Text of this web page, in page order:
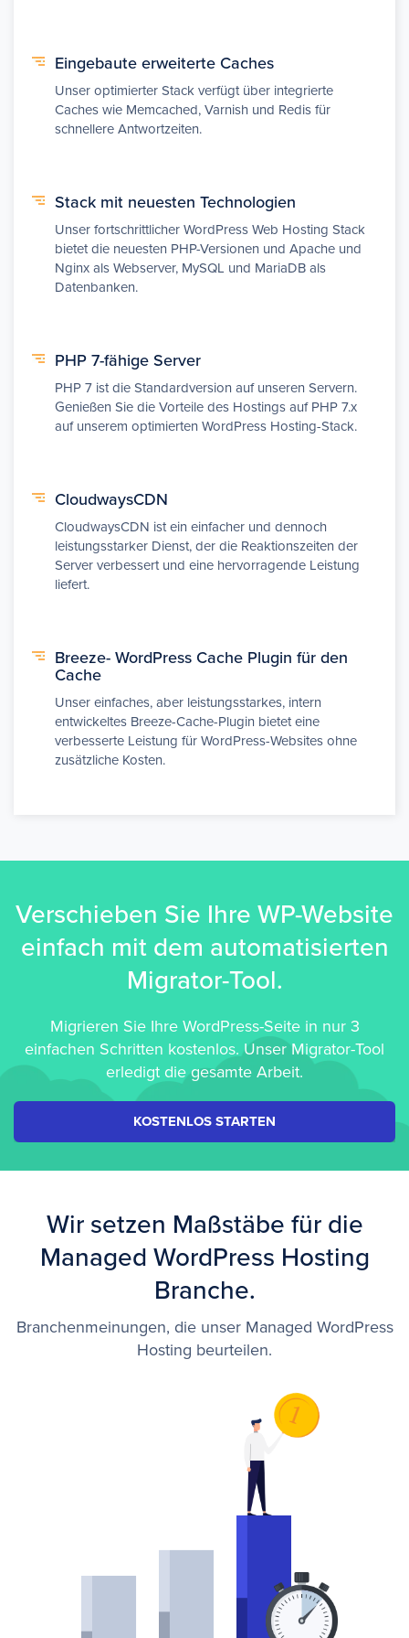
Eingebaute erweiterte Caches
Unser optimierter Stack verfügt über integrierte
Caches wie Memcached, Varnish und Redis für
schnellere Antwortzeiten.
Stack mit neuesten Technologien
Unser fortschrittlicher WordPress Web Hosting Stack
bietet die neuesten PHP-Versionen und Apache und
Nginx als Webserver, MySQL und MariaDB als
Datenbanken.
PHP 7-fähige Server
PHP 7 ist die Standardversion auf unseren Servern.
Genießen Sie die Vorteile des Hostings auf PHP 7.x
auf unserem optimierten WordPress Hosting-Stack.
CloudwaysCDN
CloudwaysCDN ist ein einfacher und dennoch
leistungsstarker Dienst, der die Reaktionszeiten der
Server verbessert und eine hervorragende Leistung
liefert.
Breeze- WordPress Cache Plugin für den
Cache
Unser einfaches, aber leistungsstarkes, intern
entwickeltes Breeze-Cache-Plugin bietet eine
verbesserte Leistung für WordPress-Websites ohne
zusätzliche Kosten.
Verschieben Sie Ihre WP-Website
einfach mit dem automatisierten
Migrator-Tool.
Migrieren Sie Ihre WordPress-Seite in nur 3
einfachen Schritten kostenlos. Unser Migrator-Tool
erledigt die gesamte Arbeit.
KOSTENLOS STARTEN
Wir setzen Maßstäbe für die
Managed WordPress Hosting
Branche.
Branchenmeinungen, die unser Managed WordPress
Hosting beurteilen.